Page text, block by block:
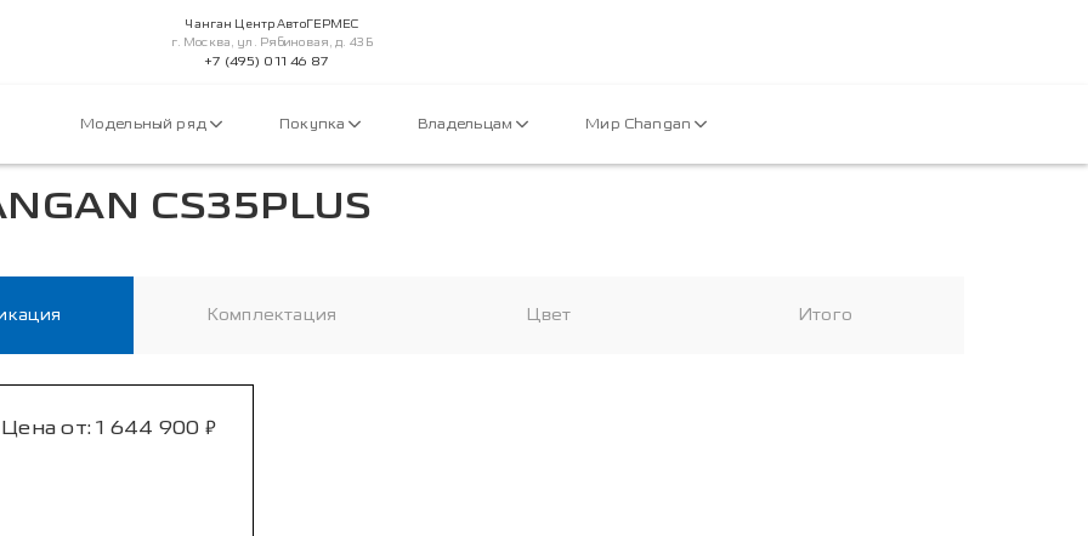
Чанган Центр АвтоГЕРМЕС
г. Москва, ул. Рябиновая, д. 43 Б
+7 (495) 011 46 87
Модельный ряд Покупка Владельцам Мир Changan
CS35PLUS
Комплектация Цвет Итого
Цена от:1 644 900 ₽